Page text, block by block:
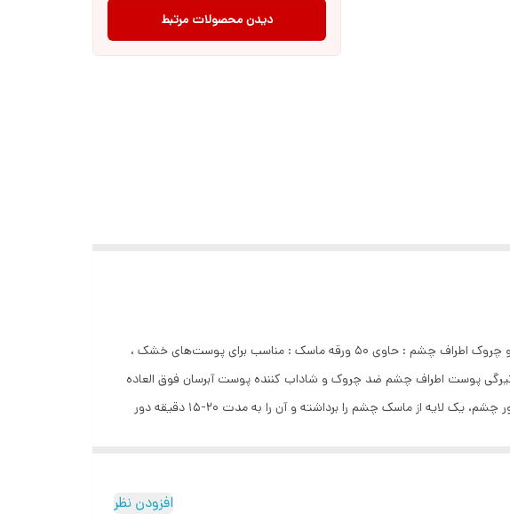
دیدن محصولات مرتبط
: برطرف کننده سیاهی دورچشم : بهبود بافت پوست دور چشم : کاهش کیسه های زیر چشم : آبرسانی و حذف چین و چروک اطراف چشم : حاوی 50 ورقه ماسک : مناسب برای پوست‌های خشک ،
پوست اطراف چشم ضد چروک و شاداب کننده پوست آبرسان فوق العاده
نرم كننده بافت نرم و ابريشمي و مايع ماسك بسيار خوشبو نحوه ی استفاده پس از تمیز کردن پوست با پاک کننده دور چشم، یک لایه از ماسک چشم را برداشته و آن را به مدت 20-15 دقیقه دور
افزودن نظر